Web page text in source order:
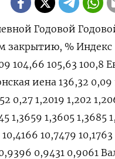
Годовой
% Индекс
104,66 105,63 100,8
иена 136,32 0,09
0,27 1,2019 1,202
1,3659 1,3605 1,3685
10,7479 10,1763
0,9431 0,9061